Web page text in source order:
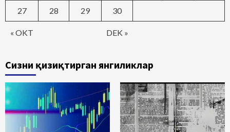
« OKT DEK »
27 28 29 30
Сизни қизиқтирган янгиликлар